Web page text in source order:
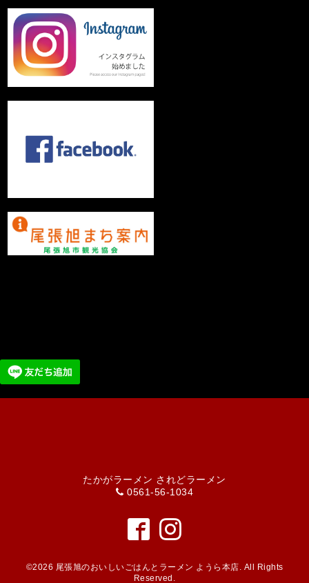
たかがラーメン されどラーメン
0561-56-1034
©2026 尾張旭のおいしいごはんとラーメン ようら本店 . All Rights
Reserved.